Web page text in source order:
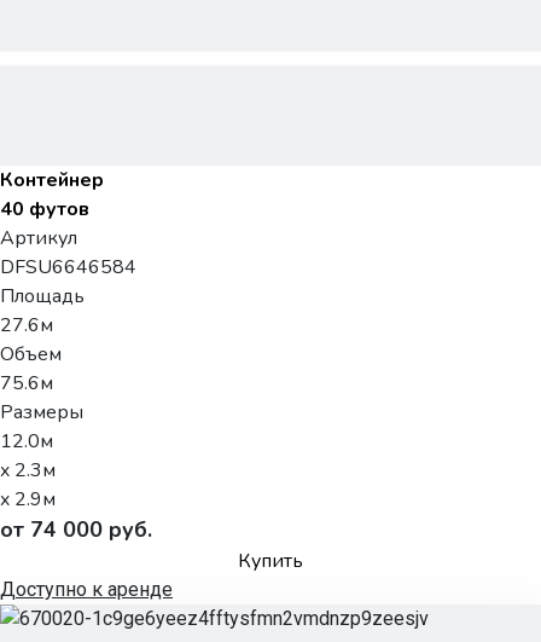
Контейнер
40 футов
Артикул
DFSU6646584
Площадь
27.6м
Объем
75.6м
Размеры
12.0м
x 2.3м
x 2.9м
от 74 000 руб.
Купить
Доступно к аренде